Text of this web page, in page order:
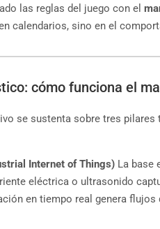
las reglas del juego con el
calendarios, sino en el
cómo funciona el
se sustenta sobre tres
Internet of Things) La base
eléctrica o ultrasonido
en tiempo real genera